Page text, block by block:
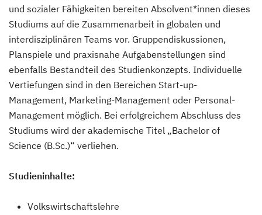
und sozialer Fähigkeiten bereiten Absolvent*innen dieses
Studiums auf die Zusammenarbeit in globalen und
interdisziplinären Teams vor. Gruppendiskussionen,
Planspiele und praxisnahe Aufgabenstellungen sind
ebenfalls Bestandteil des Studienkonzepts. Individuelle
Vertiefungen sind in den Bereichen Start-up-
Management, Marketing-Management oder Personal-
Management möglich. Bei erfolgreichem Abschluss des
Studiums wird der akademische Titel „Bachelor of
Science (B.Sc.)“ verliehen.
Studieninhalte:
Volkswirtschaftslehre